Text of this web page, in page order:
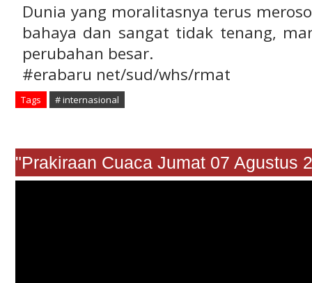
Dunia yang moralitasnya terus
bahaya dan sangat tidak tenang,
perubahan besar.
#erabaru net/sud/whs/rmat
Tags # internasional
"Prakiraan Cuaca Jumat 07